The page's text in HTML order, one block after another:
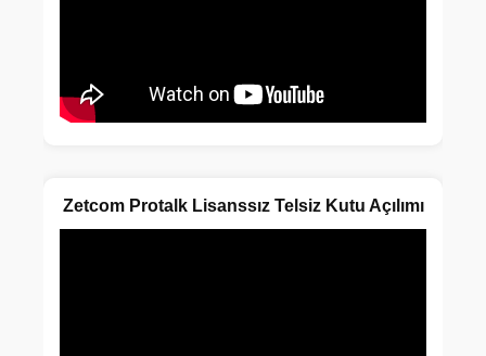
Zetcom Protalk Lisanssız Telsiz Kutu Açılımı